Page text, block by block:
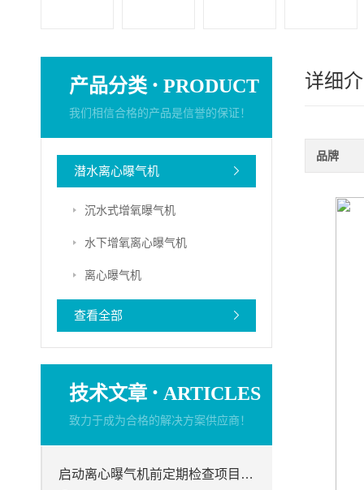
产品分类 · PRODUCT
我们相信合格的产品是信誉的保证！
潜水离心曝气机
沉水式增氧曝气机
水下增氧离心曝气机
离心曝气机
查看全部
技术文章 · ARTICLES
致力于成为合格的解决方案供应商！
启动离心曝气机前定期检查项目分析
详细
品牌